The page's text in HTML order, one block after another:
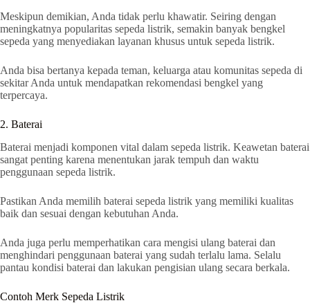
Meskipun demikian, Anda tidak perlu khawatir. Seiring dengan
meningkatnya popularitas sepeda listrik, semakin banyak bengkel
sepeda yang menyediakan layanan khusus untuk sepeda listrik.
Anda bisa bertanya kepada teman, keluarga atau komunitas sepeda di
sekitar Anda untuk mendapatkan rekomendasi bengkel yang
terpercaya.
2. Baterai
Baterai menjadi komponen vital dalam sepeda listrik. Keawetan baterai
sangat penting karena menentukan jarak tempuh dan waktu
penggunaan sepeda listrik.
Pastikan Anda memilih baterai sepeda listrik yang memiliki kualitas
baik dan sesuai dengan kebutuhan Anda.
Anda juga perlu memperhatikan cara mengisi ulang baterai dan
menghindari penggunaan baterai yang sudah terlalu lama. Selalu
pantau kondisi baterai dan lakukan pengisian ulang secara berkala.
Contoh Merk Sepeda Listrik